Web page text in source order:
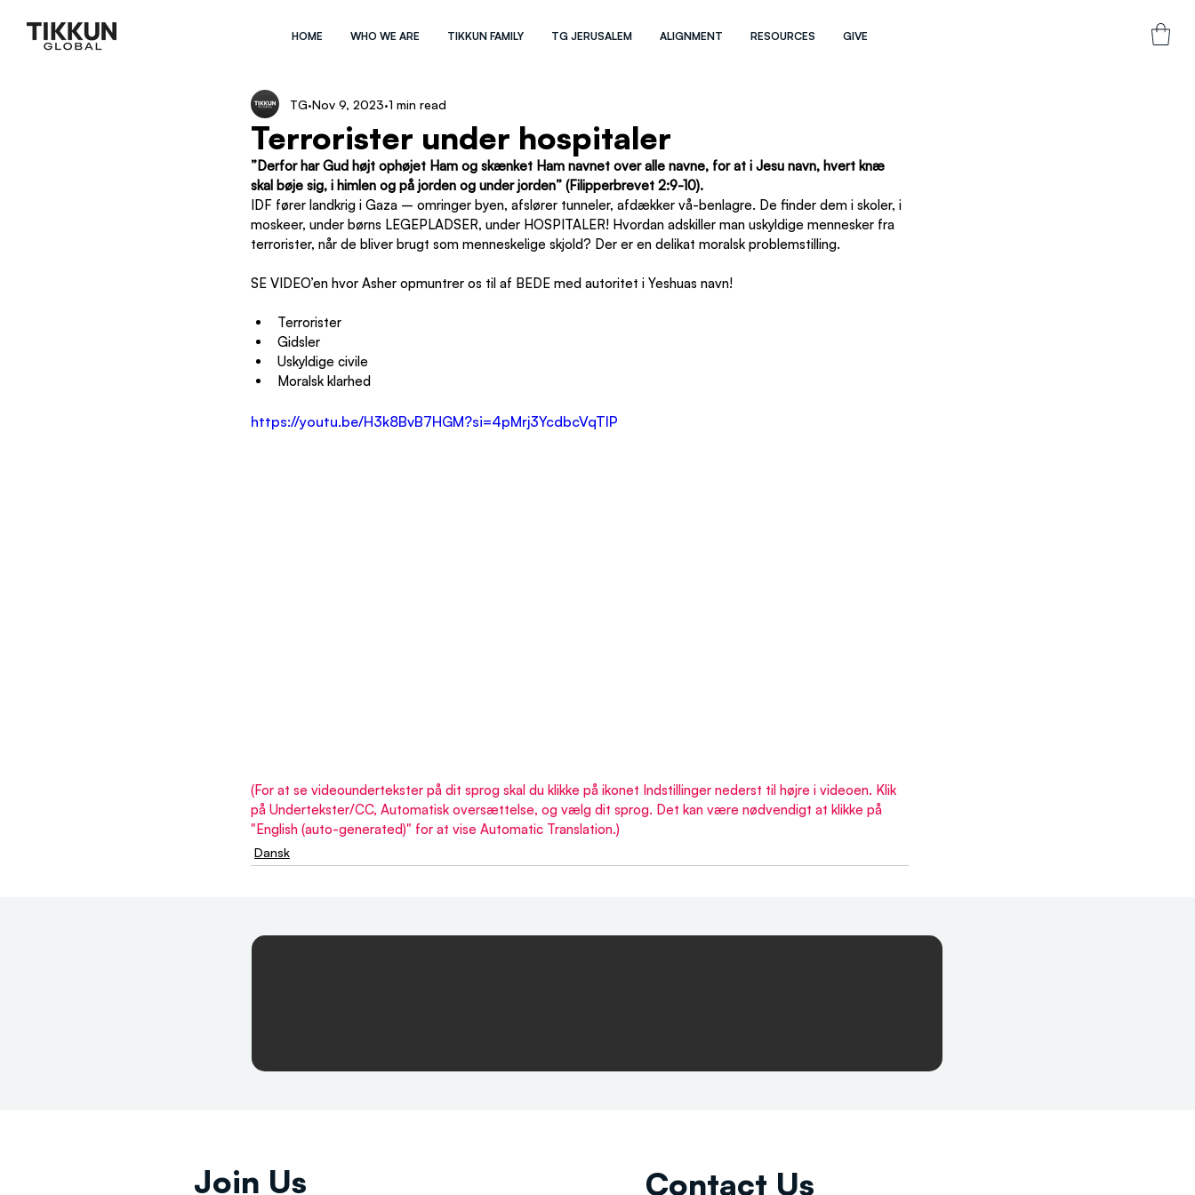
HOME WHO WE ARE TIKKUN FAMILY TG JERUSALEM ALIGNMENT RESOURCES GIVE
Terrorister under hospitaler
TG Nov 9, 2023 1 min read
”Derfor har Gud højt ophøjet Ham og skænket Ham navnet over alle navne, for at i Jesu navn, hvert knæ
skal bøje sig, i himlen og på jorden og under jorden” (Filipperbrevet 2:9-10).
IDF fører landkrig i Gaza – omringer byen, afslører tunneler, afdækker vå-benlagre. De finder dem i skoler, i
moskeer, under børns LEGEPLADSER, under HOSPITALER! Hvordan adskiller man uskyldige mennesker fra
terrorister, når de bliver brugt som menneskelige skjold? Der er en delikat moralsk problemstilling.
SE VIDEO’en hvor Asher opmuntrer os til af BEDE med autoritet i Yeshuas navn!
Terrorister
Gidsler
Uskyldige civile
Moralsk klarhed
https://youtu.be/H3k8BvB7HGM?si=4pMrj3YcdbcVqTIP
(For at se videoundertekster på dit sprog skal du klikke på ikonet Indstillinger nederst til højre i videoen. Klik
på Undertekster/CC, Automatisk oversættelse, og vælg dit sprog. Det kan være nødvendigt at klikke på
"English (auto-generated)" for at vise Automatic Translation.)
Dansk
Join Us Contact Us